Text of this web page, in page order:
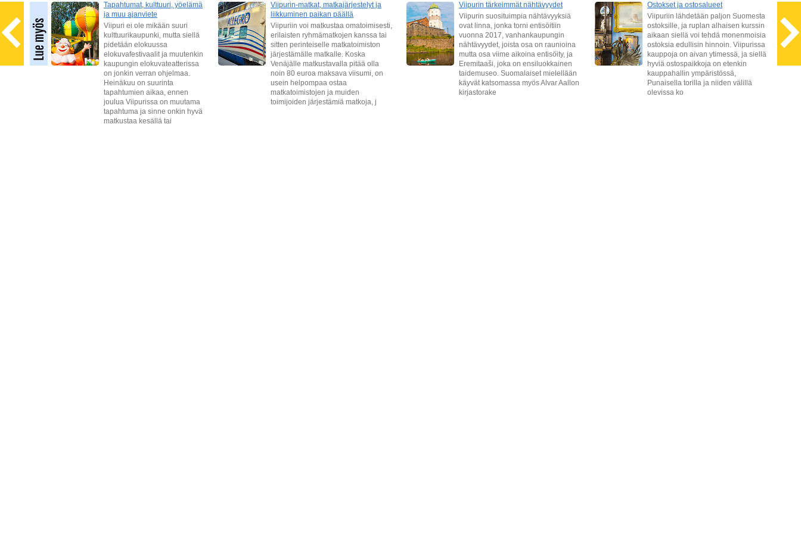
Tapahtumat, kulttuuri, yöelämä
ja muu ajanviete
Viipuri ei ole mikään suuri
kulttuurikaupunki, mutta siellä
pidetään elokuussa
elokuvafestivaalit ja muutenkin
kaupungin elokuvateatterissa
on jonkin verran ohjelmaa.
Heinäkuu on suurinta
tapahtumien aikaa, ennen
joulua Viipurissa on muutama
tapahtuma ja sinne onkin hyvä
matkustaa kesällä tai
Viipurin-matkat, matkajärjestelyt ja
liikkuminen paikan päällä
Viipuriin voi matkustaa omatoimisesti,
erilaisten ryhmämatkojen kanssa tai
sitten perinteiselle matkatoimiston
järjestämälle matkalle. Koska
Venäjälle matkustavalla pitää olla
noin 80 euroa maksava viisumi, on
usein helpompaa ostaa
matkatoimistojen ja muiden
toimijoiden järjestämiä matkoja, j
Viipurin tärkeimmät nähtävyydet
Viipurin suosituimpia nähtävyyksiä
ovat linna, jonka torni entisöitiin
vuonna 2017, vanhankaupungin
nähtävyydet, joista osa on raunioina
mutta osa viime aikoina entisöity, ja
Eremitaaši, joka on ensiluokkainen
taidemuseo. Suomalaiset mielellään
käyvät katsomassa myös Alvar Aallon
kirjastorake
Ostokset ja ostosalueet
Viipuriin lähdetään paljon Suomesta
ostoksille, ja ruplan alhaisen kurssin
aikaan siellä voi tehdä monenmoisia
ostoksia edullisin hinnoin. Viipurissa
kauppoja on aivan ytimessä, ja siellä
hyviä ostospaikkoja on etenkin
kauppahallin ympäristössä,
Punaisella torilla ja niiden välillä
olevissa ko